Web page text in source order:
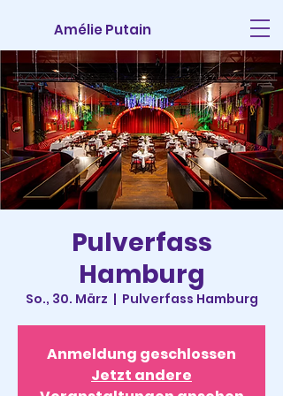
Amélie Putain
Pulverfass
Hamburg
So., 30. März
  |
Pulverfass Hamburg
Anmeldung geschlossen
Jetzt andere